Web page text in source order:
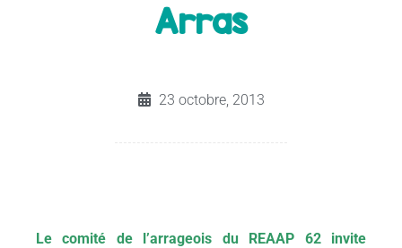
Arras
23 octobre, 2013
Le comité de l’arrageois du REAAP 62 invite